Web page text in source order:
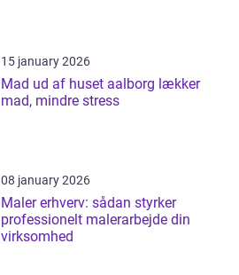
15 january 2026
Mad ud af huset aalborg lækker
mad, mindre stress
08 january 2026
Maler erhverv: sådan styrker
professionelt malerarbejde din
virksomhed